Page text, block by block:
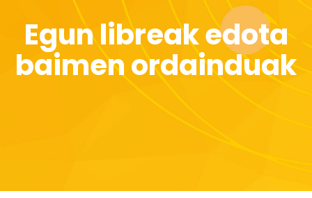
Egun libreak edota
baimen ordainduak